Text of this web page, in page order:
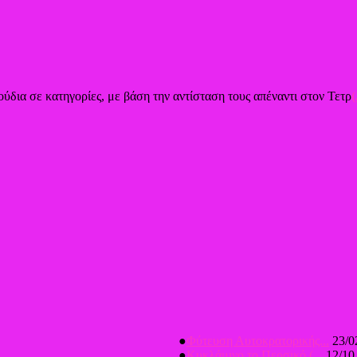
σε κατηγορίες, με βάση την αντίσταση τους απέναντι στον Τετρ
●Φύτευση Αυτοκρατορικής... 23/